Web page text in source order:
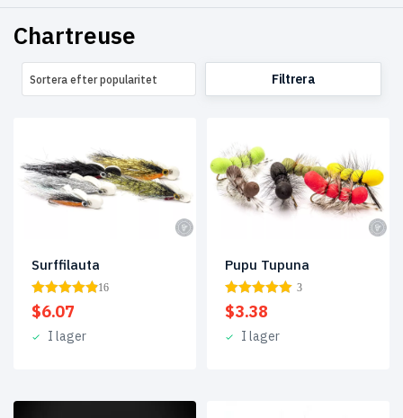
Chartreuse
Sortera efter popularitet Filtrera
Surffilauta
16
$6.07
I lager
Pupu Tupuna
3
$3.38
I lager